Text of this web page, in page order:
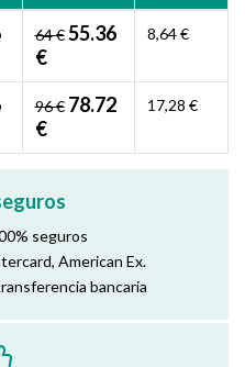
64 € 55.36
€
8,64 €
96 € 78.72
€
17,28 €
seguros
American Ex.
bancaria